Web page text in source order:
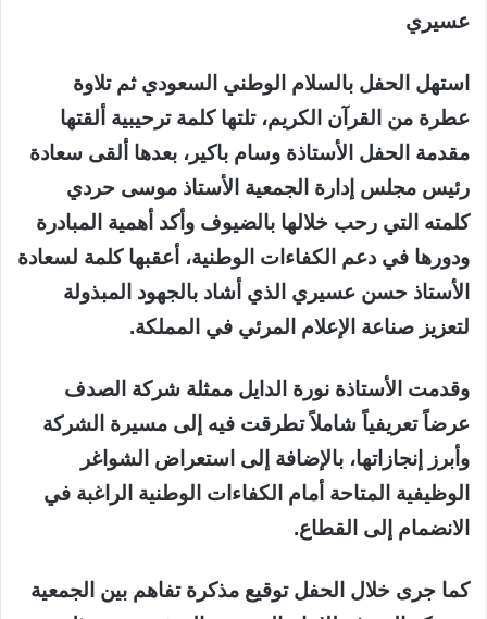
عسيري
استهل الحفل بالسلام الوطني السعودي ثم تلاوة
عطرة من القرآن الكريم، تلتها كلمة ترحيبية ألقتها
مقدمة الحفل الأستاذة وسام باكير، بعدها ألقى سعادة
رئيس مجلس إدارة الجمعية الأستاذ موسى حردي
كلمته التي رحب خلالها بالضيوف وأكد أهمية المبادرة
ودورها في دعم الكفاءات الوطنية، أعقبها كلمة لسعادة
الأستاذ حسن عسيري الذي أشاد بالجهود المبذولة
لتعزيز صناعة الإعلام المرئي في المملكة.
وقدمت الأستاذة نورة الدايل ممثلة شركة الصدف
عرضاً تعريفياً شاملاً تطرقت فيه إلى مسيرة الشركة
وأبرز إنجازاتها، بالإضافة إلى استعراض الشواغر
الوظيفية المتاحة أمام الكفاءات الوطنية الراغبة في
الانضمام إلى القطاع.
كما جرى خلال الحفل توقيع مذكرة تفاهم بين الجمعية